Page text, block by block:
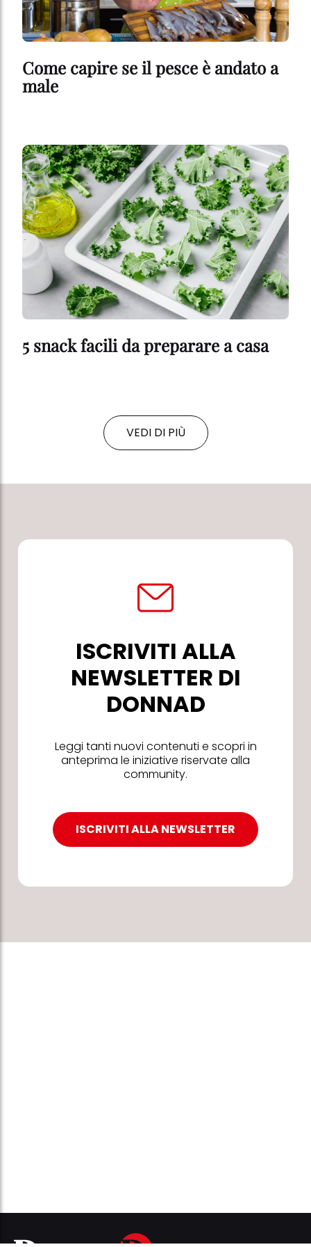
Come capire se il pesce è andato a
male
5 snack facili da preparare a casa
VEDI DI PIÙ
ISCRIVITI ALLA
NEWSLETTER DI
DONNAD
Leggi tanti nuovi contenuti e scopri in
anteprima le iniziative riservate alla
community.
ISCRIVITI ALLA NEWSLETTER
più degli scopi sopra menzionati. Cliccando su "Accetta tutto",
acconsenti all'uso dei cookie e al trattamento dei tuoi dati
personali per tutte le finalità sopra indicate. Se fai clic su "Rifiuta",
verranno utilizzati solo i cookie tecnicamente necessari per fornirti